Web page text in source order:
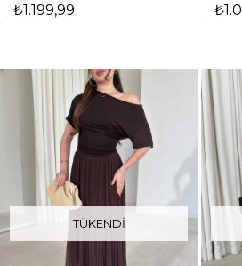
₺1.199,99
TÜKENDI